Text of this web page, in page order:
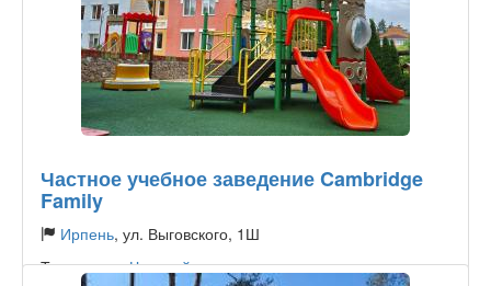
Частное учебное заведение Cambridge
Family
Ирпень, ул. Выговского, 1Ш
Тип садика:Частный